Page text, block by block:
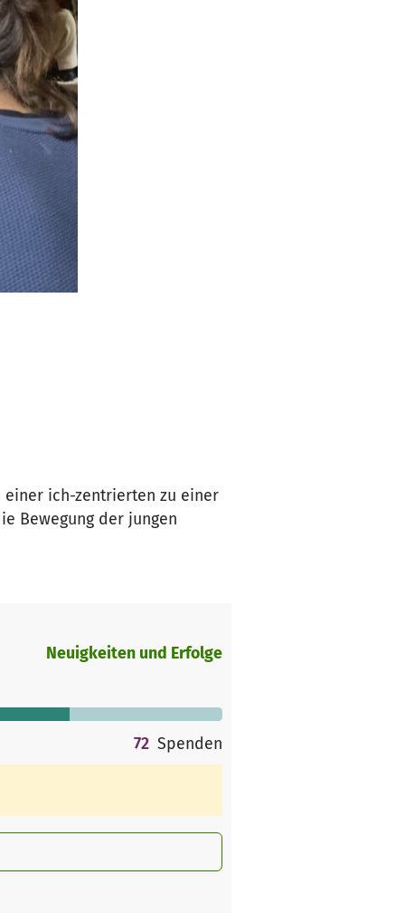
einer ich-zentrierten zu einer
Bewegung der jungen
Neuigkeiten und Erfolge
72 Spenden